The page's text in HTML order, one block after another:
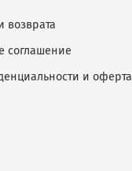
возврата
соглашение
и оферта